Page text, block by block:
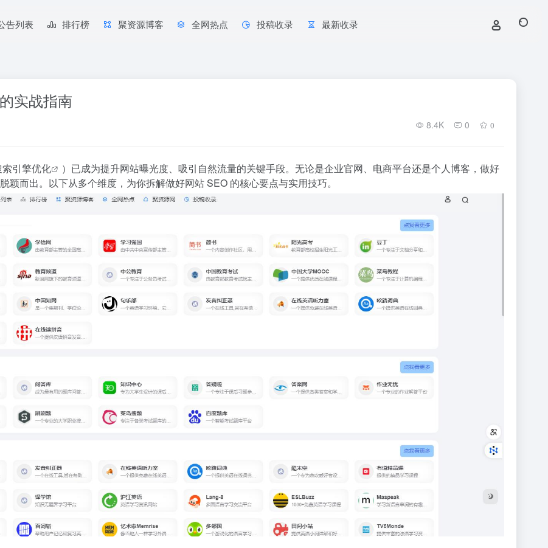
告列表 排行榜 聚资源博客 全网热点 投稿收录 最新收录
实战指南
8.4K 0 0
索引擎优化
）已成为提升网站曝光度、吸引自然流量的关键手段。无论是企业官网、电商平台还是个人博客，做好
而出。以下从多个维度，为你拆解做好网站 SEO 的核心要点与实用技巧。